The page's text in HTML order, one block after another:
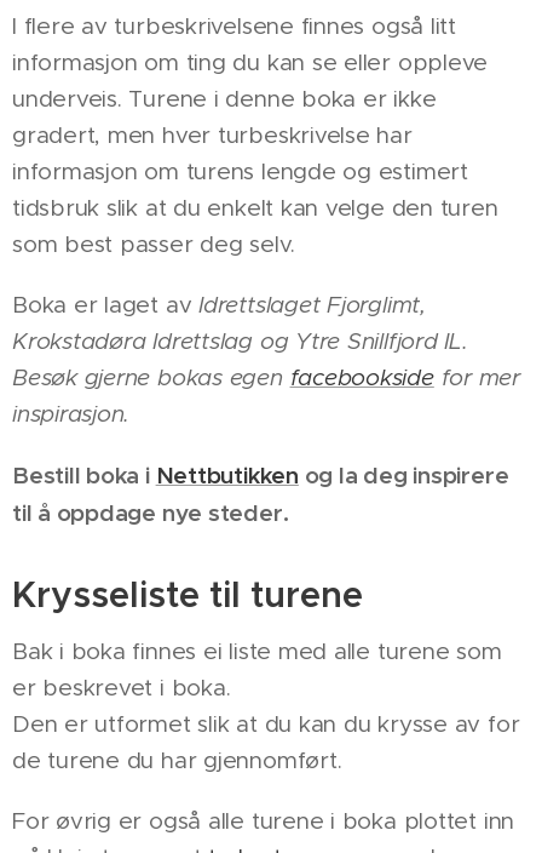
I flere av turbeskrivelsene finnes også litt
informasjon om ting du kan se eller oppleve
underveis. Turene i denne boka er ikke
gradert, men hver turbeskrivelse har
informasjon om turens lengde og estimert
tidsbruk slik at du enkelt kan velge den turen
som best passer deg selv.
Boka er laget avIdrettslaget Fjorglimt,
Krokstadøra Idrettslag og Ytre Snillfjord IL.
Besøk gjerne bokas egen facebooksidefor mer
inspirasjon.
Bestill boka i Nettbutikken og la deg inspirere
til å oppdage nye steder.
Krysseliste til turene
Bak i boka finnes ei liste med alle turene som
er beskrevet i boka.
Den er utformet slik at du kan du krysse av for
de turene du har gjennomført.
For øvrig er også alle turene i boka plottet inn